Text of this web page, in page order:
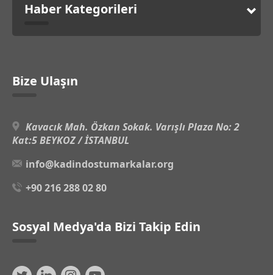
Haber Kategorileri
Bize Ulaşın
Kavacık Mah. Özkan Sokak. Varışlı Plaza No: 2
Kat:5 BEYKOZ / İSTANBUL
info@kadindostumarkalar.org
+90 216 288 02 80
Sosyal Medya'da Bizi Takip Edin